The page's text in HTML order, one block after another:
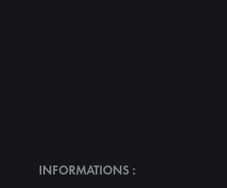
INFORMATIONS :